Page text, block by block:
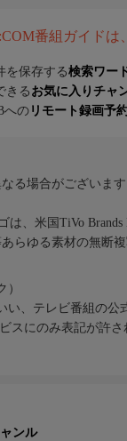
番組ガイドは
を保存する検索ワー
きる お気に入りチャ
への リモート録画予
る場合がございます
、米国TiVo
らゆる素材の無断複
い、テレビ番組の公
スにのみ表記が許さ
ンル